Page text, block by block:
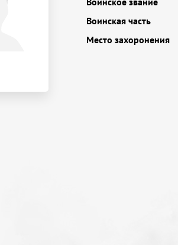
Воинская часть
Место захоронения